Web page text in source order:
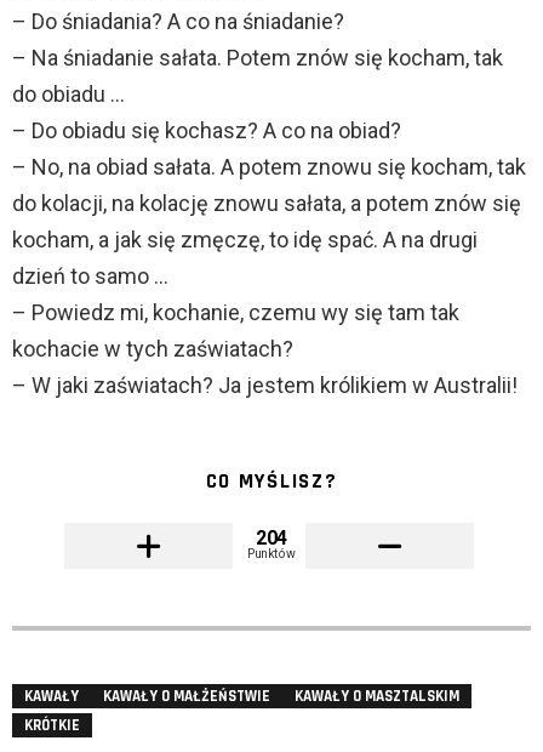
– Do śniadania? A co na śniadanie?
– Na śniadanie sałata. Potem znów się kocham, tak
do obiadu …
– Do obiadu się kochasz? A co na obiad?
– No, na obiad sałata. A potem znowu się kocham, tak
do kolacji, na kolację znowu sałata, a potem znów się
kocham, a jak się zmęczę, to idę spać. A na drugi
dzień to samo …
– Powiedz mi, kochanie, czemu wy się tam tak
kochacie w tych zaświatach?
– W jaki zaświatach? Ja jestem królikiem w Australii!
CO MYŚLISZ?
204
Punktów
KAWAŁY KAWAŁY O MAŁŻEŃSTWIE
KAWAŁY O MASZTALSKIM
KRÓTKIE